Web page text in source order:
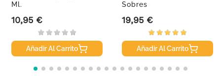
Ml.
Precio
10,95 €
Añadir Al Carrito
Sobres
Precio
19,95 €
Añadir Al Carrito